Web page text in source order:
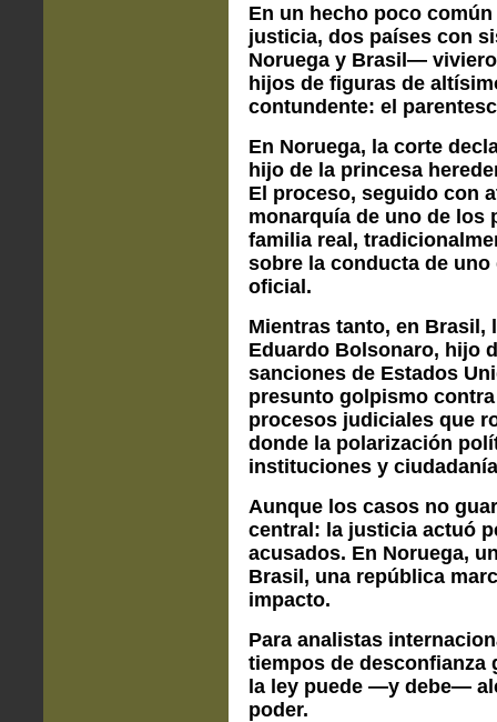
En un hecho poco
justicia, dos países con
Noruega y Brasil—
hijos de figuras de
contundente: el
En Noruega, la corte
hijo de la princesa
El proceso, seguido con
monarquía de uno de los
familia real,
sobre la conducta de
oficial.
Mientras tanto, en Brasil,
Eduardo Bolsonaro, hijo
sanciones de Estados
presunto golpismo
procesos judiciales que
donde la polarización
instituciones y
Aunque los casos no
central: la justicia actuó
acusados. En Noruega,
Brasil, una república
impacto.
Para analistas
tiempos de
la ley puede —y debe—
poder.